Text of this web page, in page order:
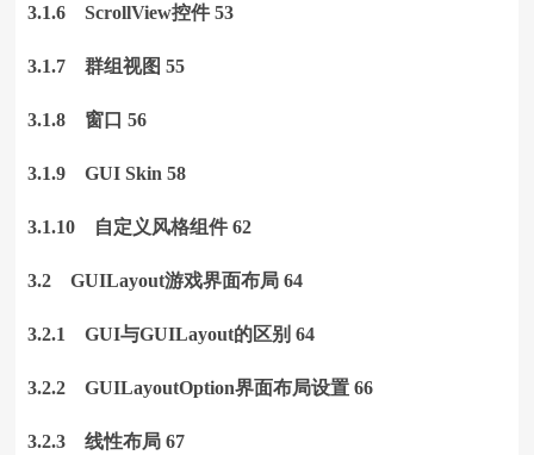
3.1.6 ScrollView控件 53
3.1.7 群组视图 55
3.1.8 窗口 56
3.1.9 GUI Skin 58
3.1.10 自定义风格组件 62
3.2 GUILayout游戏界面布局 64
3.2.1 GUI与GUILayout的区别 64
3.2.2 GUILayoutOption界面布局设置 66
3.2.3 线性布局 67